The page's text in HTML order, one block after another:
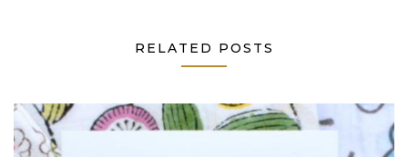
RELATED POSTS